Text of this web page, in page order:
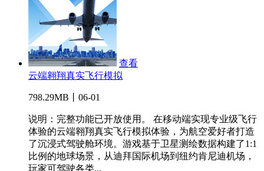
查看
云端翱翔真实飞行模拟
798.29MB丨06-01
说明：完整功能已开放使用。 在移动端实现专业级飞行
体验的云端翱翔真实飞行模拟体验，为航空爱好者打造
了沉浸式驾驶舱环境。游戏基于卫星测绘数据构建了1:1
比例的地球场景，从迪拜国际机场到纽约肯尼迪机场，
玩家可驾驶各类...